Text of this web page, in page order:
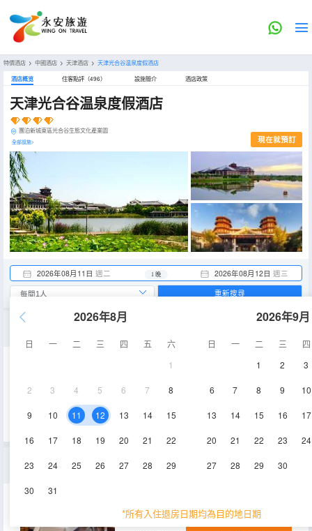
特價酒店 > 中國酒店 > 天津酒店 > 天津光合谷温泉度假酒店
酒店概览 住客點評（496） 設施簡介 酒店政策
天津光合谷温泉度假酒店
團泊新城東區光合谷生態文化產業園
全部設施> 現在就預訂
2026年08月11日 週二 2026年08月12日 週三
1 晚
2026年8月
日 一 二 三 四 五
六
1
2 3 4 5 6 7 8
9 10 11 12 13 14 15
16 17 18 19 20 21 22
23 24 25 26 27 28 29
30 31
2026年9月
日 一 二 三
四
1
2 3
6 7 8 9 10
13 14 15 16 17
20 21 22 23 24
27 28 29 30
*所有入住退房日期均為目的地日期
重新搜尋
空調
湖景大床房|超大觀景圓浴缸|雙淋浴
45㎡ 2-4層 空調